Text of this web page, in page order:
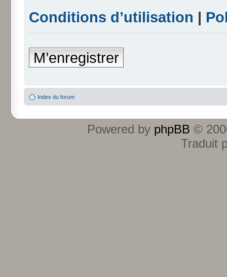
Conditions d’utilisation |
M’enregistrer
Index du forum
Powered by phpBB ©
Traduit